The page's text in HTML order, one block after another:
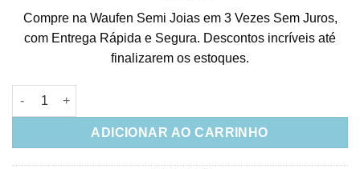
Compre na Waufen Semi Joias em 3 Vezes Sem Juros,
com Entrega Rápida e Segura. Descontos incríveis até
finalizarem os estoques.
Brinco De Luxo Turmalina Leitosa Com Banho De Ouro Joia
ADICIONAR AO CARRINHO